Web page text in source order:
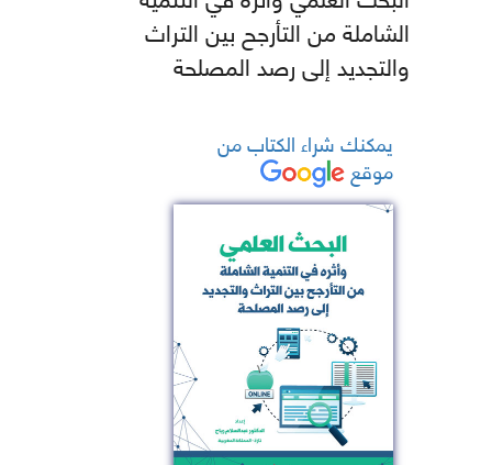
الشاملة من التأرجح بين التراث
والتجديد إلى رصد المصلحة
يمكنك شراء الكتاب من
موقع